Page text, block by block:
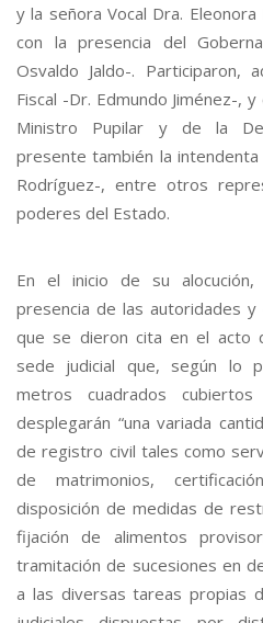
y la señora Vocal Dra.
con la presencia del
Osvaldo Jaldo-. Participaron,
Fiscal -Dr. Edmundo Jiménez-,
Ministro Pupilar y de la
presente también la intendenta
Rodríguez-, entre otros
poderes del Estado.
En el inicio de su
presencia de las autoridades
que se dieron cita en el acto
sede judicial que, según lo
metros cuadrados
desplegarán “una variada
de registro civil tales como
de matrimonios,
disposición de medidas de
fijación de alimentos
tramitación de sucesiones en
a las diversas tareas propias